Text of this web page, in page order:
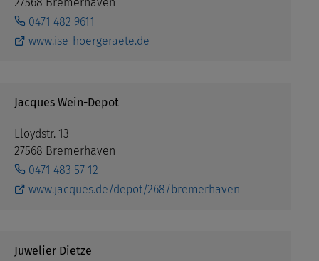
0471 482 9611
www.ise-hoergeraete.de
Jacques Wein-Depot
Lloydstr. 13
27568 Bremerhaven
0471 483 57 12
www.jacques.de/depot/268/bremerhaven
Juwelier Dietze